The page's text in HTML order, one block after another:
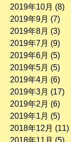
2019年10月 (8)
2019年9月 (7)
2019年8月 (3)
2019年7月 (9)
2019年6月 (5)
2019年5月 (5)
2019年4月 (6)
2019年3月 (17)
2019年2月 (6)
2019年1月 (5)
2018年12月 (11)